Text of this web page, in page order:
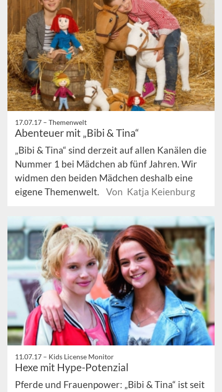
17.07.17 – Themenwelt
Abenteuer mit „Bibi & Tina“
„Bibi & Tina“ sind derzeit auf allen Kanälen die
Nummer 1 bei Mädchen ab fünf Jahren. Wir
widmen den beiden Mädchen deshalb eine
eigene Themenwelt.
Von Katja Keienburg
11.07.17 – Kids License Monitor
Hexe mit Hype-Potenzial
Pferde und Frauenpower: „Bibi & Tina“ ist seit